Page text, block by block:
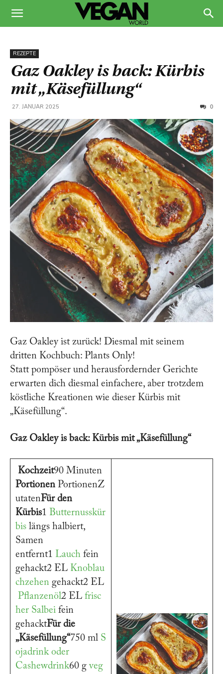
REZEPTE
Gaz Oakley is back: Kürbis
mit „Käsefüllung“
27. JANUAR 2025 0
Gaz Oakley ist zurück! Diesmal mit seinem
dritten Kochbuch: Plants Only!
Statt pompöser und herausfordernder Gerichte
erwarten dich diesmal einfachere, aber trotzdem
köstliche Kreationen wie dieser Kürbis mit
„Käsefüllung“.
Gaz Oakley is back: Kürbis mit „Käsefüllung“
Kochzeit90 Minuten
Portionen PortionenZ
utatenFür den
Kürbis1 Butternusskür
bis längs halbiert,
Samen
entfernt1 Lauch fein
gehackt2 EL Knoblau
chzehen gehackt2 EL
Pflanzenöl2 EL frisc
her Salbei fein
gehacktFür die
„Käsefüllung“750 ml S
ojadrink oder
Cashewdrink60 gveg